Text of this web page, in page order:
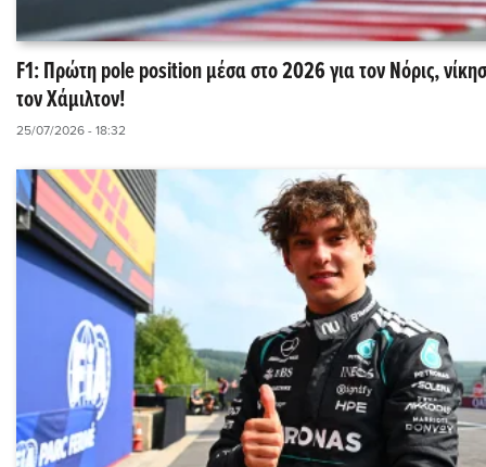
F1: Πρώτη pole position μέσα στο 2026 για τον Νόρις,
τον Χάμιλτον!
25/07/2026 - 18:32